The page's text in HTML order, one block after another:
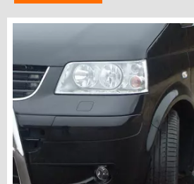
WORK SYSTEM BERGEN
WORK SYSTEM HORTEN
WORK SYSTEM KEY ACCOUNT
WORK SYSTEM NORWAY